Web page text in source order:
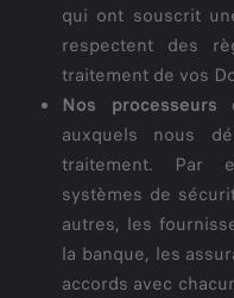
qui ont souscrit
respectent des
traitement de vos
Nos
processeurs
auxquels nous
traitement. Par
systèmes de
autres, les
la banque, les
accords avec